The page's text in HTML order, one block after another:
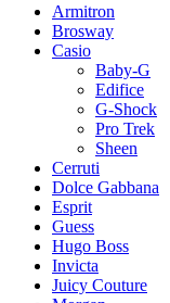
Armitron
Brosway
Casio
Baby-G
Edifice
G-Shock
Pro Trek
Sheen
Cerruti
Dolce Gabbana
Esprit
Guess
Hugo Boss
Invicta
Juicy Couture